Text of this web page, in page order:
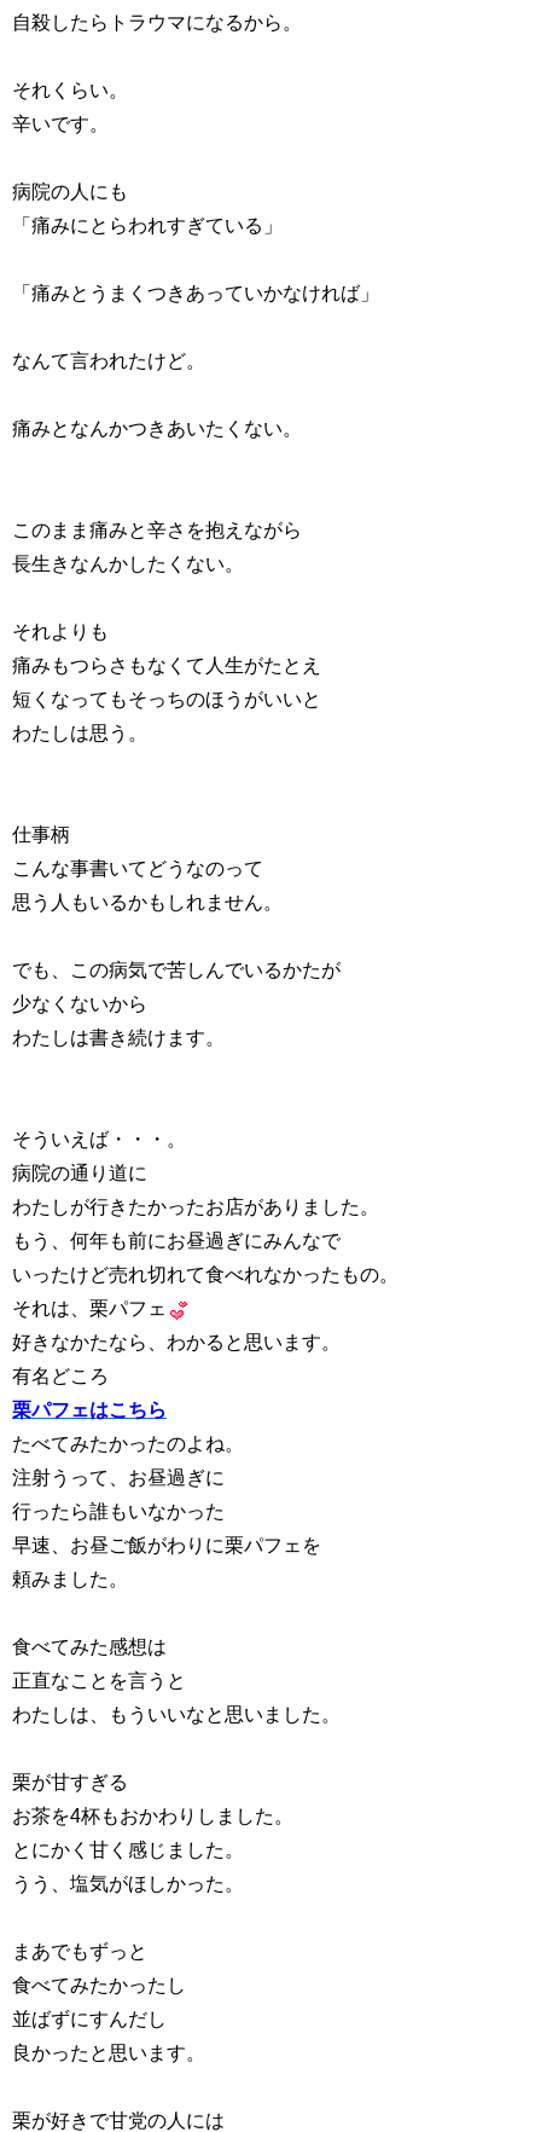
自殺したらトラウマになるから。
それくらい。
辛いです。
病院の人にも
「痛みにとらわれすぎている」
「痛みとうまくつきあっていかなければ」
なんて言われたけど。
痛みとなんかつきあいたくない。
このまま痛みと辛さを抱えながら
長生きなんかしたくない。
それよりも
痛みもつらさもなくて人生がたとえ
短くなってもそっちのほうがいいと
わたしは思う。
仕事柄
こんな事書いてどうなのって
思う人もいるかもしれません。
でも、この病気で苦しんでいるかたが
少なくないから
わたしは書き続けます。
そういえば・・・。
病院の通り道に
わたしが行きたかったお店がありました。
もう、何年も前にお昼過ぎにみんなで
いったけど売れ切れて食べれなかったもの。
それは、栗パフェ
好きなかたなら、わかると思います。
有名どころ
栗パフェはこちら
たべてみたかったのよね。
注射うって、お昼過ぎに
行ったら誰もいなかった
早速、お昼ご飯がわりに栗パフェを
頼みました。
食べてみた感想は
正直なことを言うと
わたしは、もういいなと思いました。
栗が甘すぎる
お茶を4杯もおかわりしました。
とにかく甘く感じました。
うう、塩気がほしかった。
まあでもずっと
食べてみたかったし
並ばずにすんだし
良かったと思います。
栗が好きで甘党の人には